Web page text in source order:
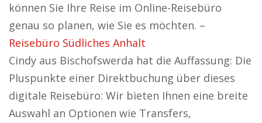
können Sie Ihre Reise im Online-Reisebüro
genau so planen, wie Sie es möchten. –
Reisebüro Südliches Anhalt
Cindy aus Bischofswerda hat die Auffassung: Die
Pluspunkte einer Direktbuchung über dieses
digitale Reisebüro: Wir bieten Ihnen eine breite
Auswahl an Optionen wie Transfers,